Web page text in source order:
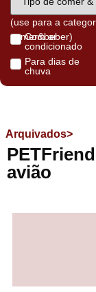
(use para a
comer&beber)
Com ar
condicionado
Para dias de
chuva
Arquivados>
avião